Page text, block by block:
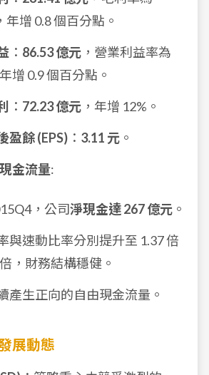
年增 0.8 個百分點。
： 86.53 億元 ，營業利益率為
年增 0.9 個百分點。
： 72.23 億元 ，年增 12%。
盈餘 (EPS) ： 3.11 元 。
金流量:
，公司淨現金達 267 億元 。
與速動比率分別提升至 1.37 倍
，財務結構穩健。
產生正向的自由現金流量。
展動態